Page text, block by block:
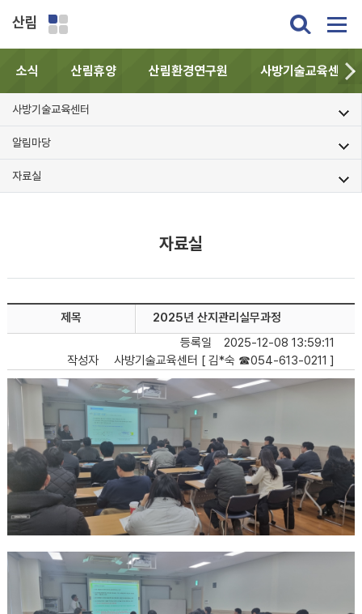
산림
소식 산림휴양 산림환경연구원 사방기술교육센터
사방기술교육센터
알림마당
자료실
자료실
제목
2025년 산지관리실무과정
등록일
2025-12-08 13:59:11
작성자
사방기술교육센터 [ 김*숙 ☎054-613-0211 ]